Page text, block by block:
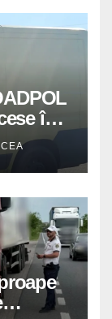
în